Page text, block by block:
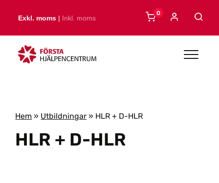
Exkl. moms | Inkl. moms
0
Hem » Utbildningar » HLR + D-HLR
HLR + D-HLR